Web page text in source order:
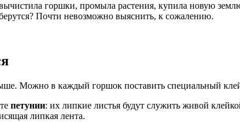
горшки, промыла растения, купила новую
Почти невозможно выяснить, к сожалению.
Можно в каждый горшок поставить специальный
петунии: их липкие листья будут служить живой
липкая лента.